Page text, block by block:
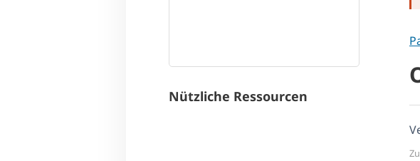
Nützliche Ressourcen